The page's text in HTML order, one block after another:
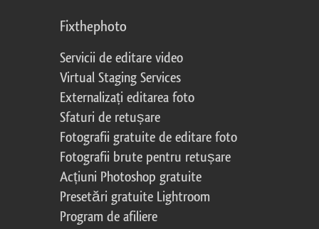
Fixthephoto
Servicii de editare video
Virtual Staging Services
Externalizați editarea foto
Sfaturi de retușare
Fotografii gratuite de editare foto
Fotografii brute pentru retușare
Acțiuni Photoshop gratuite
Presetări gratuite Lightroom
Program de afiliere